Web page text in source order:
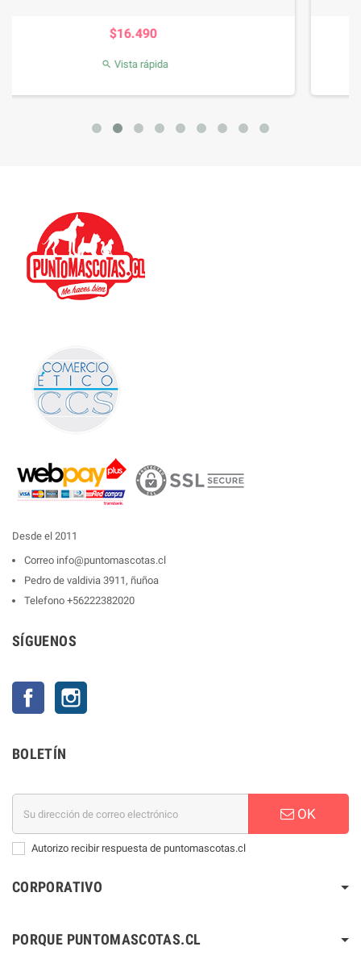
Desde el 2011
Correo info@puntomascotas.cl
Pedro de valdivia 3911, ñuñoa
Telefono +56222382020
SÍGUENOS
Facebook
BOLETÍN
OK
Autorizo recibir respuesta de puntomascotas.cl
CORPORATIVO
PORQUE PUNTOMASCOTAS.CL